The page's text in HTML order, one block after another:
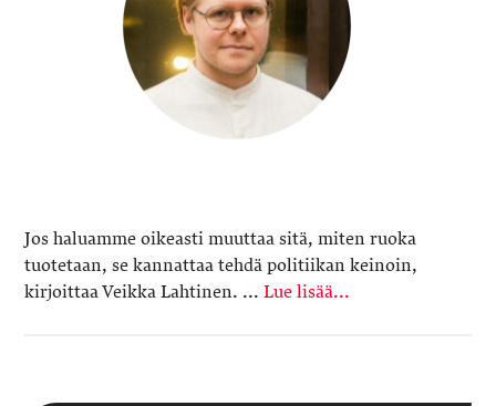
Jos haluamme oikeasti muuttaa sitä, miten ruoka
tuotetaan, se kannattaa tehdä politiikan keinoin,
kirjoittaa Veikka Lahtinen. ...Lue lisää...